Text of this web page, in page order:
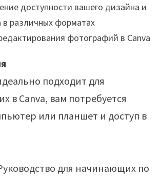
доступности вашего дизайна и
в различных форматах
фотографий в Canva
подходит для
в Canva, вам потребуется
или планшет и доступ в
для начинающих по